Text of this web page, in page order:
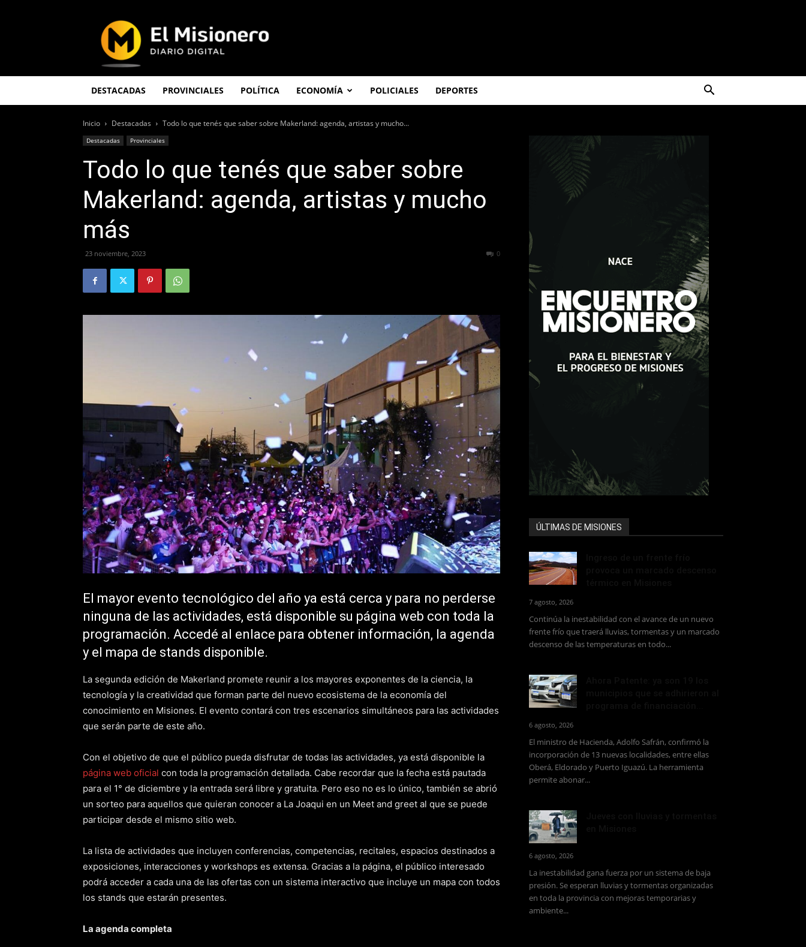
Misionero
DESTACADAS PROVINCIALES POLÍTICA ECONOMÍA POLICIALES DEPORTES
Inicio Destacadas Todo lo que tenés que saber sobre Makerland: agenda, artistas y mucho...
Destacadas Provinciales
Todo lo que tenés que saber sobre
Makerland: agenda, artistas y mucho
más
23 noviembre, 2023 0
El mayor evento tecnológico del año ya está cerca y para no perderse
ninguna de las actividades, está disponible su página web con toda la
programación. Accedé al enlace para obtener información, la agenda
y el mapa de stands disponible.
La segunda edición de Makerland promete reunir a los mayores exponentes de la ciencia, la
tecnología y la creatividad que forman parte del nuevo ecosistema de la economía del
conocimiento en Misiones. El evento contará con tres escenarios simultáneos para las actividades
que serán parte de este año.
Con el objetivo de que el público pueda disfrutar de todas las actividades, ya está disponible la
página web oficial con toda la programación detallada. Cabe recordar que la fecha está pautada
para el 1° de diciembre y la entrada será libre y gratuita. Pero eso no es lo único, también se abrió
un sorteo para aquellos que quieran conocer a La Joaqui en un Meet and greet al que se puede
participar desde el mismo sitio web.
La lista de actividades que incluyen conferencias, competencias, recitales, espacios destinados a
exposiciones, interacciones y workshops es extensa. Gracias a la página, el público interesado
podrá acceder a cada una de las ofertas con un sistema interactivo que incluye un mapa con todos
los stands que estarán presentes.
La agenda completa
ÚLTIMAS DE MISIONES
7 agosto, 2026
Continúa la inestabilidad con el avance de un nuevo
frente frío que traerá lluvias, tormentas y un marcado
descenso de las temperaturas en todo...
6 agosto, 2026
El ministro de Hacienda, Adolfo Safrán, confirmó la
incorporación de 13 nuevas localidades, entre ellas
Oberá, Eldorado y Puerto Iguazú. La herramienta
permite abonar...
6 agosto, 2026
La inestabilidad gana fuerza por un sistema de baja
presión. Se esperan lluvias y tormentas organizadas
en toda la provincia con mejoras temporarias y
ambiente...